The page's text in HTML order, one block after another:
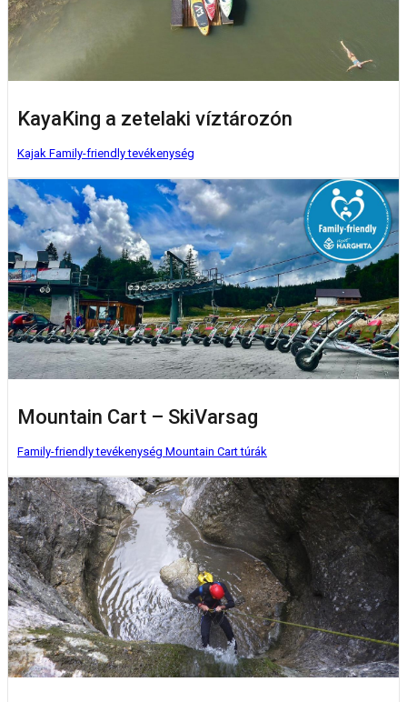
KayaKing a zetelaki víztározón
Kajak Family-friendly tevékenység
Mountain Cart – SkiVarsag
Family-friendly tevékenység Mountain Cart túrák